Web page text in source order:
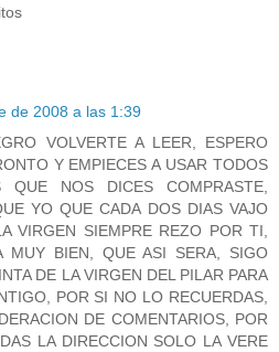
de 2008 a las 1:39
VOLVERTE A LEER, ESPERO
Y EMPIECES A USAR TODOS
QUE NOS DICES COMPRASTE,
YO QUE CADA DOS DIAS VAJO
VIRGEN SIEMPRE REZO POR TI,
MUY BIEN, QUE ASI SERA, SIGO
DE LA VIRGEN DEL PILAR PARA
POR SI NO LO RECUERDAS,
DE COMENTARIOS, POR
LA DIRECCION SOLO LA VERE